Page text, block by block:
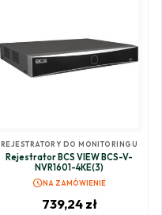
REJESTRATORY DO MONITORINGU
Rejestrator BCS VIEW BCS-V-
NVR1601-4KE(3)
scheduleNA ZAMÓWIENIE
739,24 zł